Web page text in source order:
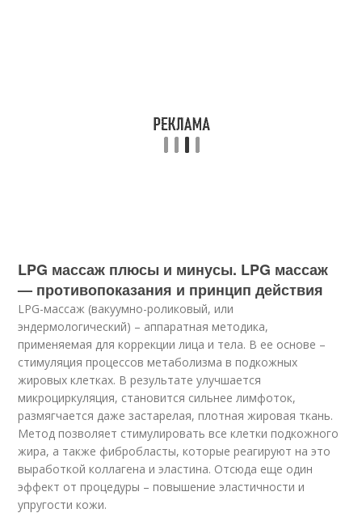
LPG массаж плюсы и минусы. LPG массаж
— противопоказания и принцип действия
LPG-массаж (вакуумно-роликовый, или
эндермологический) – аппаратная методика,
применяемая для коррекции лица и тела. В ее основе –
стимуляция процессов метаболизма в подкожных
жировых клетках. В результате улучшается
микроциркуляция, становится сильнее лимфоток,
размягчается даже застарелая, плотная жировая ткань.
Метод позволяет стимулировать все клетки подкожного
жира, а также фибробласты, которые реагируют на это
выработкой коллагена и эластина. Отсюда еще один
эффект от процедуры – повышение эластичности и
упругости кожи.